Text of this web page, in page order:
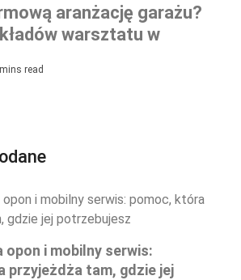
aranżację garażu?
warsztatu w
read
opon i mobilny serwis:
przyjeżdża tam, gdzie jej